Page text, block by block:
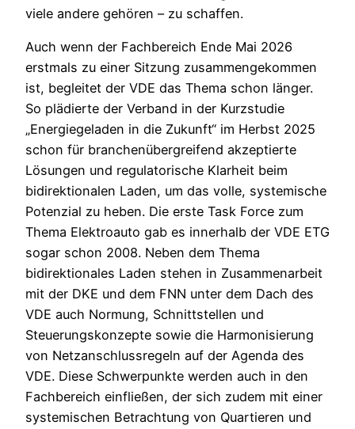
viele andere gehören – zu schaffen.
Auch wenn der Fachbereich Ende Mai 2026
erstmals zu einer Sitzung zusammengekommen
ist, begleitet der VDE das Thema schon länger.
So plädierte der Verband in der Kurzstudie
„Energiegeladen in die Zukunft“ im Herbst 2025
schon für branchenübergreifend akzeptierte
Lösungen und regulatorische Klarheit beim
bidirektionalen Laden, um das volle, systemische
Potenzial zu heben. Die erste Task Force zum
Thema Elektroauto gab es innerhalb der VDE ETG
sogar schon 2008. Neben dem Thema
bidirektionales Laden stehen in Zusammenarbeit
mit der DKE und dem FNN unter dem Dach des
VDE auch Normung, Schnittstellen und
Steuerungskonzepte sowie die Harmonisierung
von Netzanschlussregeln auf der Agenda des
VDE. Diese Schwerpunkte werden auch in den
Fachbereich einfließen, der sich zudem mit einer
systemischen Betrachtung von Quartieren und